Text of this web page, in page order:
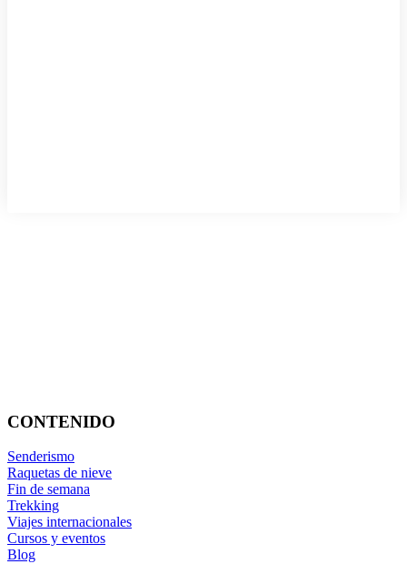
CONTENIDO
Senderismo
Raquetas de nieve
Fin de semana
Trekking
Viajes internacionales
Cursos y eventos
Blog